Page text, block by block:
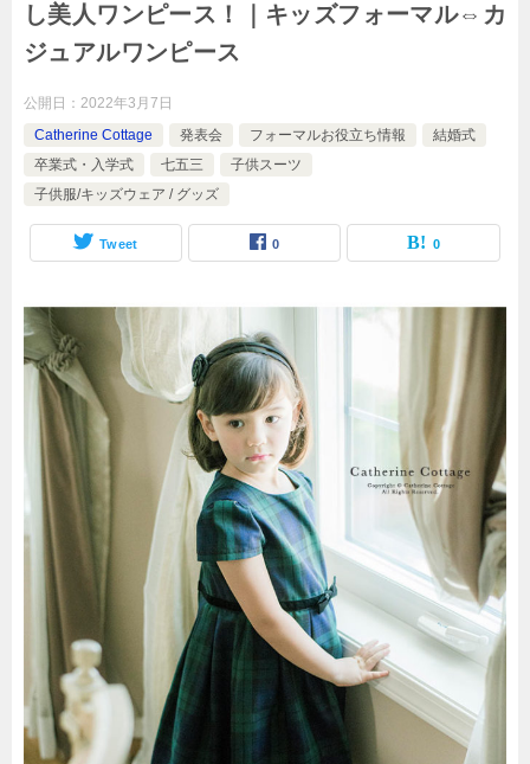
し美人ワンピース！｜キッズフォーマル⇔カ
ジュアルワンピース
公開日： 2022年3月7日
Catherine Cottage
発表会 フォーマルお役立ち情報
結婚式
卒業式・入学式
七五三
子供スーツ
子供服/キッズウェア / グッズ
Tweet 0 0